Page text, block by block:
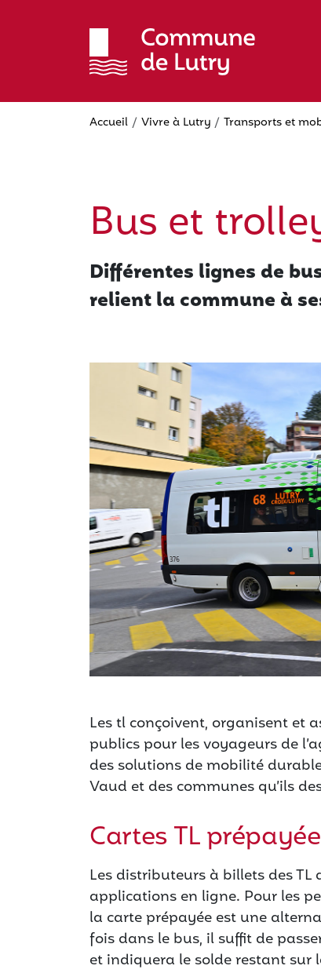
Accueil Vivre à Lutry Transports et
Bus et
Différentes lignes de
relient la commune à
Les tl conçoivent, organisent et
publics pour les voyageurs de
des solutions de mobilité
Vaud et des communes qu’ils
Cartes TL
Les distributeurs à billets des
applications en ligne. Pour les
la carte prépayée est une
fois dans le bus, il suffit de
et indiquera le solde restant sur